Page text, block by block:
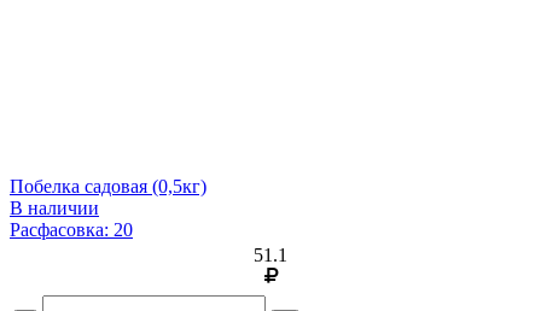
Побелка садовая (0,5кг)
В наличии
Расфасовка: 20
51.1